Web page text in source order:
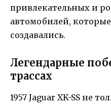
привлекательных и
автомобилей,
создавались.
Легендарные
трассах
1957 Jaguar XK-SS не